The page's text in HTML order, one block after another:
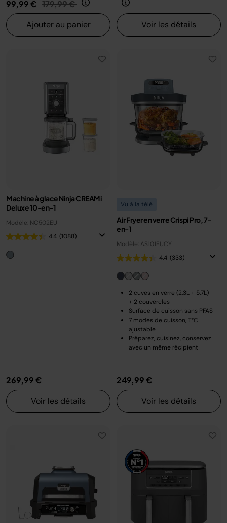
99,99 € 179,99 €
Ajouter au panier Voir les détails
Machine à glace Ninja CREAMi
Deluxe 10-en-1
Modèle: NC502EU
4.4 (1088)
269,99 €
Voir les détails
Vu à la télé
Air Fryer en verre Crispi Pro, 7-
en-1
Modèle: AS101EUCY
4.4 (333)
2 cuves en verre (2.3L + 5.7L)
+ 2 couvercles
Surface de cuisson sans PFAS
7 modes de cuisson, T°C
ajustable
Préparez, cuisinez, conservez
avec un même récipient
249,99 €
Voir les détails